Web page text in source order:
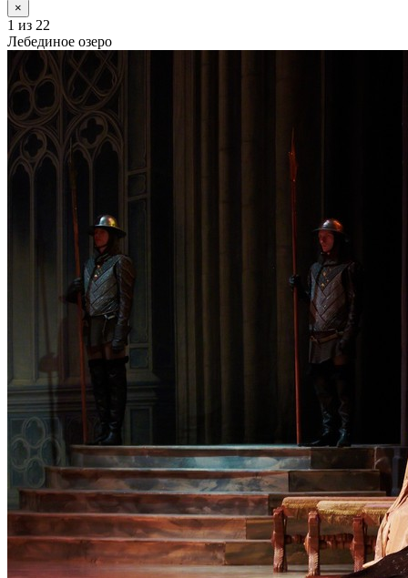
×
1 из 22
Лебединое озеро